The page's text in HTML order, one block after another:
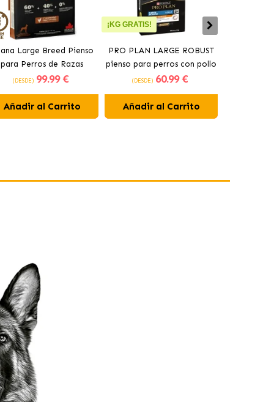
Large Breed Pienso
para Perros de Razas
Grandes con Pollo
(DESDE) 99.99 €
Añadir al Carrito
¡KG GRATIS!
PRO PLAN LARGE ROBUST
pienso para perros con pollo
(DESDE) 60.99 €
Añadir al Carrito